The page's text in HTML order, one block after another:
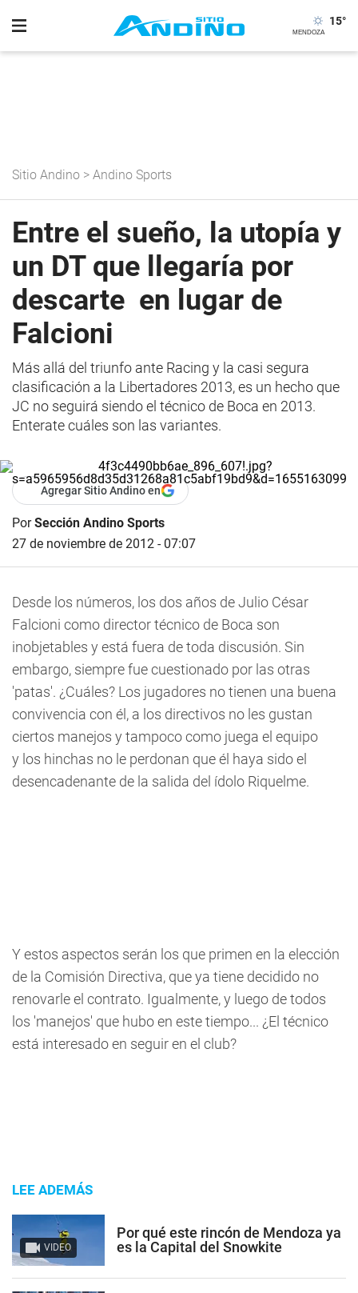
15°
Sitio Andino > Andino Sports
Entre el sueño, la utopía y
un DT que llegaría por
descarte en lugar de
Falcioni
Más allá del triunfo ante Racing y la casi segura
clasificación a la Libertadores 2013, es un hecho que
JC no seguirá siendo el técnico de Boca en 2013.
Enterate cuáles son las variantes.
Agregar Sitio Andino en
PorSección Andino Sports
27 de noviembre de 2012 - 07:07
Desde los números, los dos años de Julio César
Falcioni como director técnico de Boca son
inobjetables y está fuera de toda discusión. Sin
embargo, siempre fue cuestionado por las otras
'patas'. ¿Cuáles? Los jugadores no tienen una buena
convivencia con él, a los directivos no les gustan
ciertos manejos y tampoco como juega el equipo
y los hinchas no le perdonan que él haya sido el
desencadenante de la salida del ídolo Riquelme.
Y estos aspectos serán los que primen en la elección
de la Comisión Directiva, que ya tiene decidido no
renovarle el contrato. Igualmente, y luego de todos
los 'manejos' que hubo en este tiempo... ¿El técnico
está interesado en seguir en el club?
LEE ADEMÁS
VIDEO
Por qué este rincón de Mendoza ya
es la Capital del Snowkite